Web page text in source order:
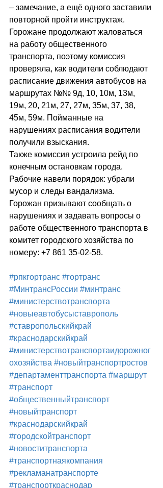
– замечание, а ещё одного заставили
повторной пройти инструктаж.
Горожане продолжают жаловаться
на работу общественного
транспорта, поэтому комиссия
проверяла, как водители соблюдают
расписание движения автобусов на
маршрутах №№ 9д, 10, 10м, 13м,
19м, 20, 21м, 27, 27м, 35м, 37, 38,
45м, 59м. Пойманные на
нарушениях расписания водители
получили взыскания.
Также комиссия устроила рейд по
конечным остановкам города.
Рабочие навели порядок: убрали
мусор и следы вандализма.
Горожан призывают сообщать о
нарушениях и задавать вопросы о
работе общественного транспорта в
комитет городского хозяйства по
номеру: +7 861 35-02-58.
#рпкгортранс #гортранс
#МинтрансРоссии #минтранс
#министерствотранспорта
#новыеавтобусыставрополь
#ставропольскийкрай
#краснодарскийкрай
#министерствотранспортаидорожног
охозяйства #новыйтранспортростов
#департаменттранспорта #маршрут
#транспорт
#общественныйтранспорт
#новыйтранспорт
#краснодарскийкрай
#городскойтранспорт
#новоститранспорта
#транспортнаякомпания
#рекламанатранспорте
#транспорткраснодар